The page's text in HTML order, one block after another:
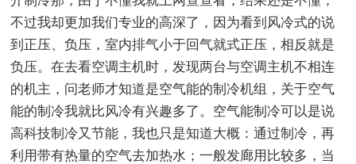
不过我却更加我们专业的高深了，因为看到风冷式的说
到正压、负压，室内排气小于回气就式正压，相反就是
负压。在去看空调主机时，发现两台与空调主机不相连
的机主，问老师才知道是空气能的制冷机组，关于空气
能的制冷我就比风冷有兴趣多了。空气能制冷可以是说
高科技制冷又节能，我也只是知道大概：通过制冷，再
利用带有热量的空气去加热水；一般发廊用比较多，当